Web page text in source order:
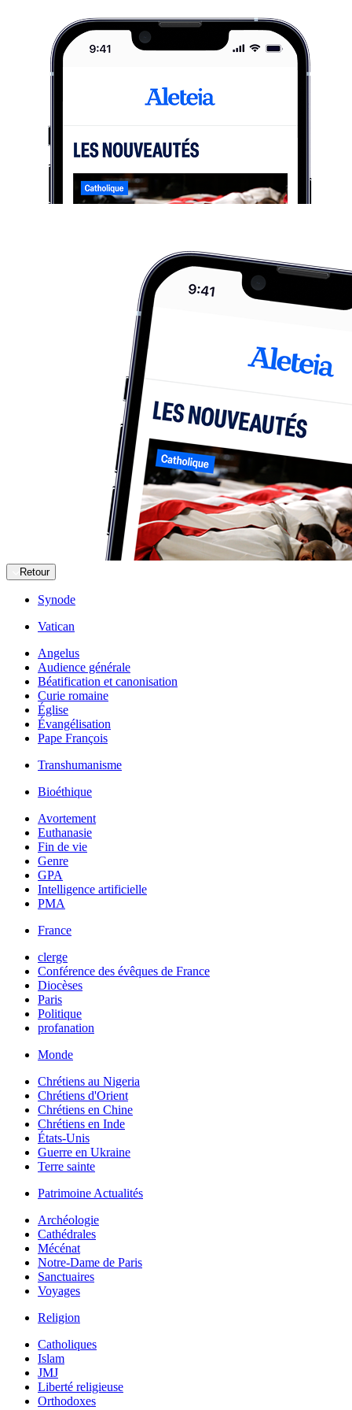
Retour
Synode
Vatican
Angelus
Audience générale
Béatification et canonisation
Curie romaine
Église
Évangélisation
Pape François
Transhumanisme
Bioéthique
Avortement
Euthanasie
Fin de vie
Genre
GPA
Intelligence artificielle
PMA
France
clerge
Conférence des évêques de France
Diocèses
Paris
Politique
profanation
Monde
Chrétiens au Nigeria
Chrétiens d'Orient
Chrétiens en Chine
Chrétiens en Inde
États-Unis
Guerre en Ukraine
Terre sainte
Patrimoine Actualités
Archéologie
Cathédrales
Mécénat
Notre-Dame de Paris
Sanctuaires
Voyages
Religion
Catholiques
Islam
JMJ
Liberté religieuse
Orthodoxes